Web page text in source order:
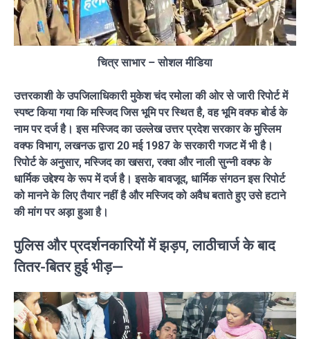
चित्र साभार – सोशल मीडिया
उत्तरकाशी के उपजिलाधिकारी मुकेश चंद रमोला की ओर से जारी रिपोर्ट में
स्पष्ट किया गया कि मस्जिद जिस भूमि पर स्थित है, वह भूमि वक्फ बोर्ड के
नाम पर दर्ज है। इस मस्जिद का उल्लेख उत्तर प्रदेश सरकार के मुस्लिम
वक्फ विभाग, लखनऊ द्वारा 20 मई 1987 के सरकारी गजट में भी है।
रिपोर्ट के अनुसार, मस्जिद का खसरा, रक्वा और नाली सुन्नी वक्फ के
धार्मिक उद्देश्य के रूप में दर्ज है। इसके बावजूद, धार्मिक संगठन इस रिपोर्ट
को मानने के लिए तैयार नहीं है और मस्जिद को अवैध बताते हुए उसे हटाने
की मांग पर अड़ा हुआ है।
पुलिस और प्रदर्शनकारियों में झड़प, लाठीचार्ज के बाद
तितर-बितर हुई भीड़—